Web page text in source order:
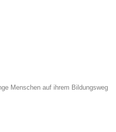
Menschen auf ihrem Bildungsweg